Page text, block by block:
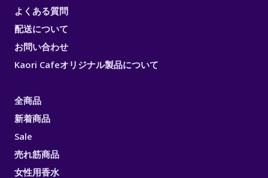
よくある質問
配送について
お問い合わせ
Kaori Cafeオリジナル製品について
全商品
新着商品
Sale
売れ筋商品
女性用香水